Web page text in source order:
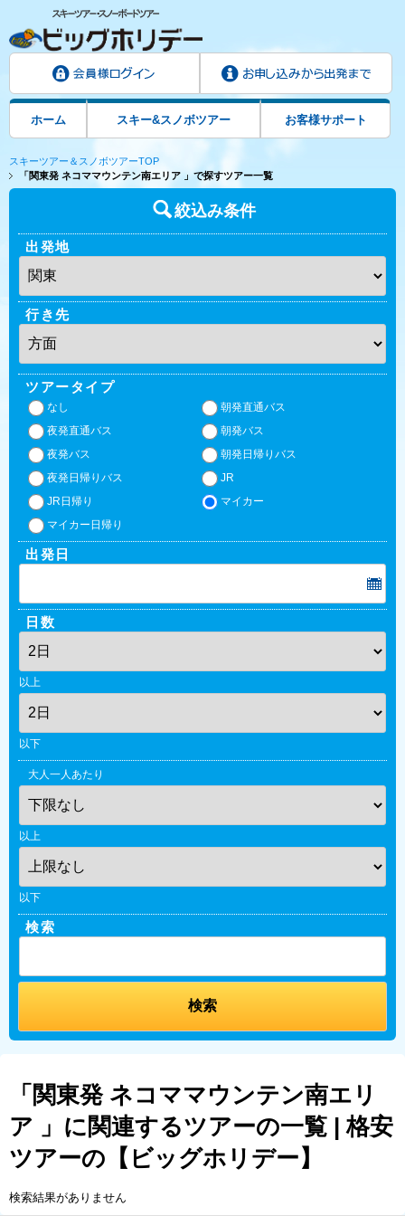
ホーム スキー&スノボツアー お客様サポート
スキーツアー＆スノボツアーTOP
「関東発 ネコママウンテン南エリア 」で探すツアー一覧
絞込み条件
出発地
行き先
ツアータイプ
なし
朝発直通バス
夜発直通バス
朝発バス
夜発バス
朝発日帰りバス
夜発日帰りバス
JR
JR日帰り
マイカー
マイカー日帰り
出発日
日数
以上
以下
大人一人あたり
以上
以下
検索
「関東発 ネコママウンテン南エリ
ア 」に関連するツアーの一覧 | 格安
ツアーの【ビッグホリデー】
検索結果がありません